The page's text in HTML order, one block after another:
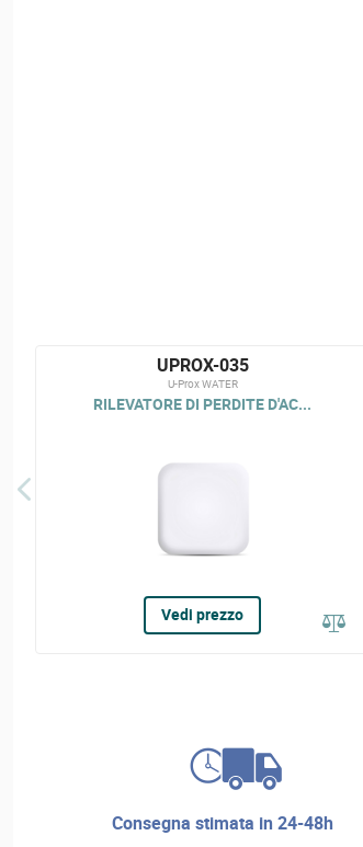
UPROX-035
U-Prox WATER
RILEVATORE DI PERDITE D'AC...
Vedi prezzo
consegna stimata in 24-48h